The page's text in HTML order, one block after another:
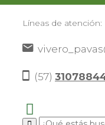
Líneas de atención:
(57)
Plantas> Flores De